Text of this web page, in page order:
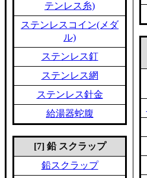
テンレス糸)
ステンレスコイン(メダ
ル)
ステンレス釘
ステンレス網
ステンレス針金
給湯器蛇腹
[7] 鉛 スクラップ
鉛スクラップ